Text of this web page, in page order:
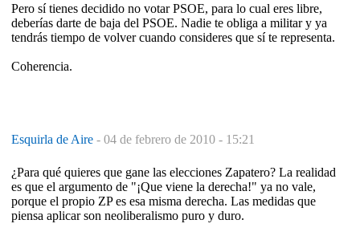
Pero sí tienes decidido no votar PSOE, para lo cual eres libre,
deberías darte de baja del PSOE. Nadie te obliga a militar y ya
tendrás tiempo de volver cuando consideres que sí te representa.
Coherencia.
Esquirla de Aire - 04 de febrero de 2010 - 15:21
¿Para qué quieres que gane las elecciones Zapatero? La realidad
es que el argumento de "¡Que viene la derecha!" ya no vale,
porque el propio ZP es esa misma derecha. Las medidas que
piensa aplicar son neoliberalismo puro y duro.